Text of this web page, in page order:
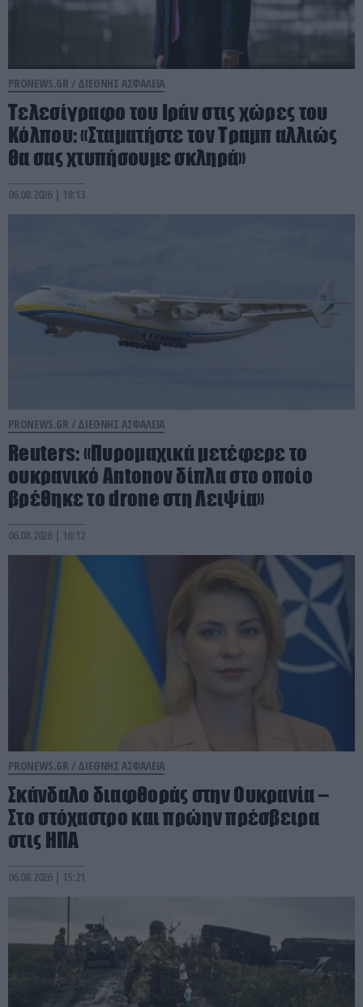
PRONEWS.GR / ΔΙΕΘΝΗΣ ΑΣΦΑΛΕΙΑ
Τελεσίγραφο του Ιράν στις χώρες του
Κόλπου: «Σταματήστε τον Τραμπ αλλιώς
θα σας χτυπήσουμε σκληρά»
06.08.2026 | 18:13
PRONEWS.GR / ΔΙΕΘΝΗΣ ΑΣΦΑΛΕΙΑ
Reuters: «Πυρομαχικά μετέφερε το
ουκρανικό Antonov δίπλα στο οποίο
βρέθηκε το drone στη Λειψία»
06.08.2026 | 16:12
PRONEWS.GR / ΔΙΕΘΝΗΣ ΑΣΦΑΛΕΙΑ
Σκάνδαλο διαφθοράς στην Ουκρανία –
Στο στόχαστρο και πρώην πρέσβειρα
στις ΗΠΑ
06.08.2026 | 15:21